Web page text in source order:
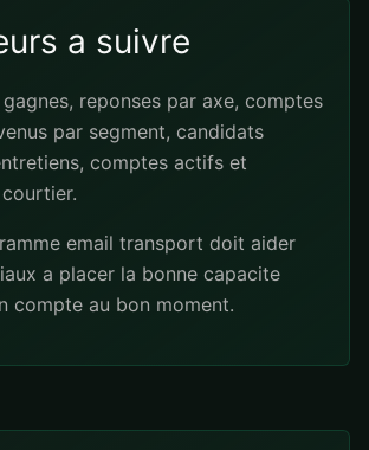
a suivre
reponses par axe, comptes
par segment, candidats
comptes actifs et
email transport doit aider
a placer la bonne capacite
compte au bon moment.